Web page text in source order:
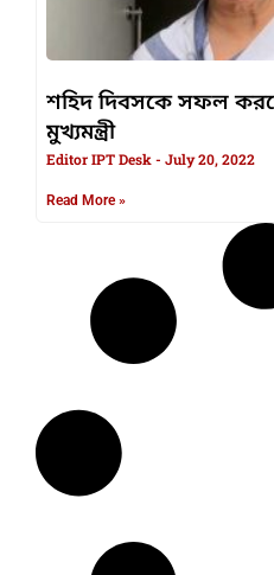
শহিদ দিবসকে সফল
মুখ্যমন্ত্রী
Editor IPT Desk July 20, 2022
Read More »